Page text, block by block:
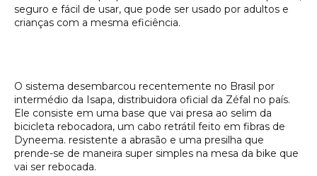
seguro e fácil de usar, que pode ser usado por adultos e
crianças com a mesma eficiência.
O sistema desembarcou recentemente no Brasil por
intermédio da Isapa, distribuidora oficial da Zéfal no país.
Ele consiste em uma base que vai presa ao selim da
bicicleta rebocadora, um cabo retrátil feito em fibras de
Dyneema. resistente a abrasão e uma presilha que
prende-se de maneira super simples na mesa da bike que
vai ser rebocada.